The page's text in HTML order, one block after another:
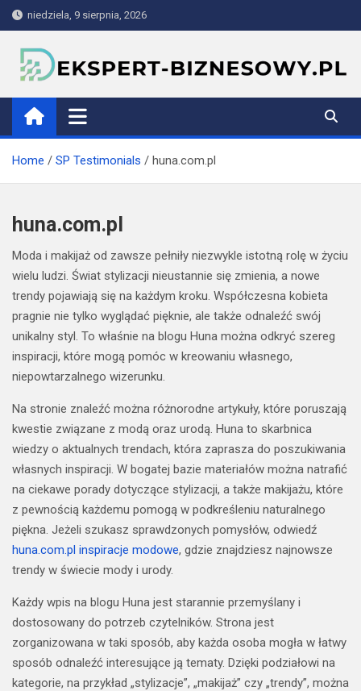
Skip
to
content
niedziela, 9 sierpnia, 2026
ekspert-biznesowy.pl
Home SP Testimonials huna.com.pl
huna.com.pl
Moda i makijaż od zawsze pełniły niezwykle istotną rolę w życiu
wielu ludzi. Świat stylizacji nieustannie się zmienia, a nowe
trendy pojawiają się na każdym kroku. Współczesna kobieta
pragnie nie tylko wyglądać pięknie, ale także odnaleźć swój
unikalny styl. To właśnie na blogu Huna można odkryć szereg
inspiracji, które mogą pomóc w kreowaniu własnego,
niepowtarzalnego wizerunku.
Na stronie znaleźć można różnorodne artykuły, które poruszają
kwestie związane z modą oraz urodą. Huna to skarbnica
wiedzy o aktualnych trendach, która zaprasza do poszukiwania
własnych inspiracji. W bogatej bazie materiałów można natrafić
na ciekawe porady dotyczące stylizacji, a także makijażu, które
z pewnością każdemu pomogą w podkreśleniu naturalnego
piękna. Jeżeli szukasz sprawdzonych pomysłów, odwiedź
huna.com.pl inspiracje modowe, gdzie znajdziesz najnowsze
trendy w świecie mody i urody.
Każdy wpis na blogu Huna jest starannie przemyślany i
dostosowany do potrzeb czytelników. Strona jest
zorganizowana w taki sposób, aby każda osoba mogła w łatwy
sposób odnaleźć interesujące ją tematy. Dzięki podziałowi na
kategorie, na przykład „stylizacje”, „makijaż” czy „trendy”, można